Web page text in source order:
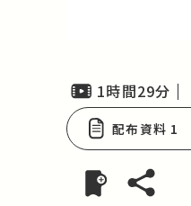
1時間29分
配布資料 1